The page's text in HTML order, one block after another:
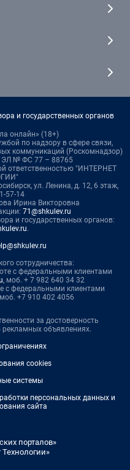
и государственных органов
онлайн» (18+)
по надзору в сфере связи,
коммуникаций (Роскомнадзор)
ЭЛ № ФС 77 – 88765
ответственностью "ИНТЕРНЕТ
ул. Ленина, д. 12, 6 этаж,
57-14
Ирина Викторовна
71@shkulev.ru
и государственных органов:
.
сотрудничества:
с федеральными клиентами
, моб. + 7 982 640 34 32
с федеральными клиентами
+7 910 402 4056
за достоверность
объявлениях.
cookies
системы
персональных данных и
сайта
порталов»